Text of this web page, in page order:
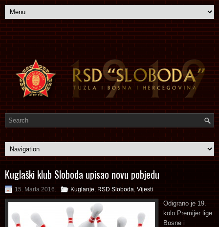
Kuglaški klub Sloboda upisao novu pobjedu
15. Marta 2016. Kuglanje RSD Sloboda Vijesti
Odigrano je 19.
kolo Premijer lige
Bosne i